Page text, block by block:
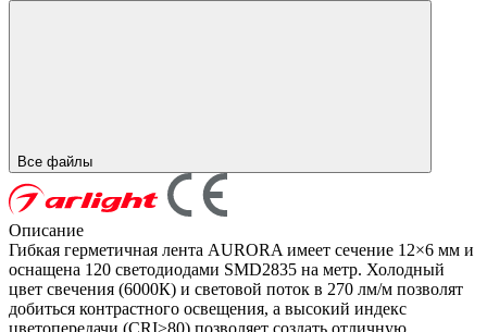
Все файлы
Описание
Гибкая герметичная лента AURORA имеет сечение 12×6 мм и
оснащена 120 светодиодами SMD2835 на метр. Холодный
цвет свечения (6000К) и световой поток в 270 лм/м позволят
добиться контрастного освещения, а высокий индекс
цветопередачи (CRI>80) позволяет создать отличную